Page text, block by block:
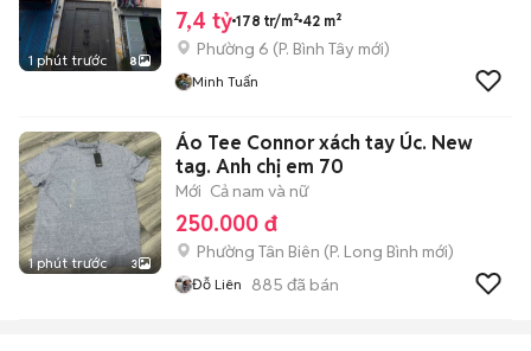
1 phút trước 8
7,4 tỷ 178 tr/m² 42 m²
Phường 6 (P. Bình Tây mới)
Minh Tuấn
1 phút trước 3
Áo Tee Connor xách tay Úc. New
tag. Anh chị em 70
Mới Cả nam và nữ
250.000 đ
Phường Tân Biên (P. Long Bình mới)
Đỗ Liên 885 đã bán